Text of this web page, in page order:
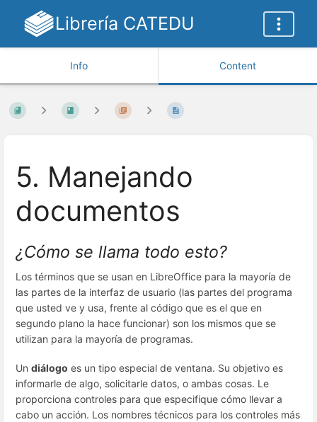
Librería CATEDU
Info Content
5. Manejando
documentos
¿Cómo se llama todo esto?
Los términos que se usan en LibreOffice para la mayoría de
las partes de la interfaz de usuario (las partes del programa
que usted ve y usa, frente al código que es el que en
segundo plano la hace funcionar) son los mismos que se
utilizan para la mayoría de programas.
Un diálogo es un tipo especial de ventana. Su objetivo es
informarle de algo, solicitarle datos, o ambas cosas. Le
proporciona controles para que especifique cómo llevar a
cabo un acción. Los nombres técnicos para los controles más